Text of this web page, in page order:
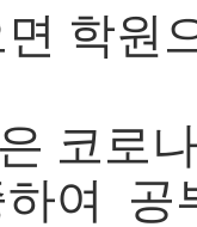
학원
코로
여 공